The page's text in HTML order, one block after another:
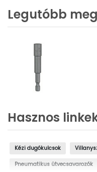
Legutóbb
Hasznos
Kézi dugókulcsok
Pneumatikus ütvecsavarozók